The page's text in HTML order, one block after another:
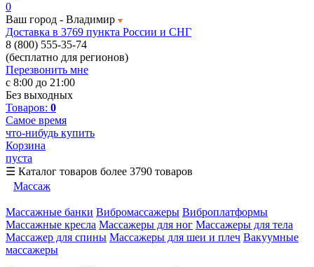
0
Ваш город - Владимир
Доставка в 3769 пункта России и СНГ
8 (800) 555-35-74
(бесплатно для регионов)
Перезвонить мне
с 8:00 до 21:00
Без выходных
Товаров: 0
Самое время
что-нибудь купить
Корзина
пуста
☰ Каталог товаров более 3790 товаров
Массаж
Массажные банки Вибромассажеры Виброплатформы
Массажные кресла Массажеры для ног Массажеры для тела
Массажер для спины Массажеры для шеи и плеч Вакуумные
массажеры